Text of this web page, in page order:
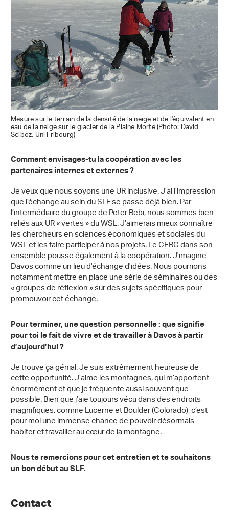
Mesure sur le terrain de la densité de la neige et de l'équivalent en
eau de la neige sur le glacier de la Plaine Morte (Photo: David
Sciboz, Uni Fribourg)
Comment envisages-tu la coopération avec les
partenaires internes et externes ?
Je veux que nous soyons une UR inclusive. J’ai l’impression
que l’échange au sein du SLF se passe déjà bien. Par
l’intermédiaire du groupe de Peter Bebi, nous sommes bien
reliés aux UR « vertes » du WSL. J’aimerais mieux connaître
les chercheurs en sciences économiques et sociales du
WSL et les faire participer à nos projets. Le CERC dans son
ensemble pousse également à la coopération. J'imagine
Davos comme un lieu d'échange d'idées. Nous pourrions
notamment mettre en place une série de séminaires ou des
« groupes de réflexion » sur des sujets spécifiques pour
promouvoir cet échange.
Pour terminer, une question personnelle : que signifie
pour toi le fait de vivre et de travailler à Davos à partir
d’aujourd’hui ?
Je trouve ça génial. Je suis extrêmement heureuse de
cette opportunité. J’aime les montagnes, qui m’apportent
énormément et que je fréquente aussi souvent que
possible. Bien que j’aie toujours vécu dans des endroits
magnifiques, comme Lucerne et Boulder (Colorado), c’est
pour moi une immense chance de pouvoir désormais
habiter et travailler au cœur de la montagne.
Nous te remercions pour cet entretien et te souhaitons
un bon début au SLF.
Contact